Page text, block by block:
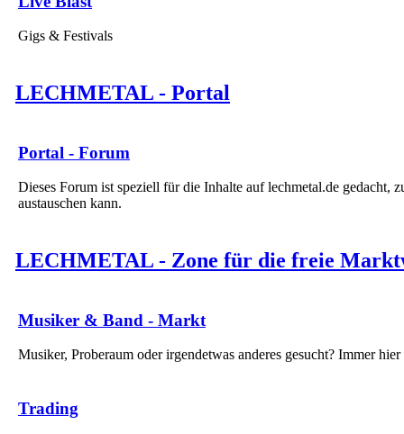
Gigs & Festivals
LECHMETAL - Portal
Portal - Forum
Dieses Forum ist speziell für die Inhalte auf lechmetal.de gedacht,
austauschen kann.
LECHMETAL - Zone für die freie
Musiker & Band - Markt
Musiker, Proberaum oder irgendetwas anderes gesucht? Immer
Trading